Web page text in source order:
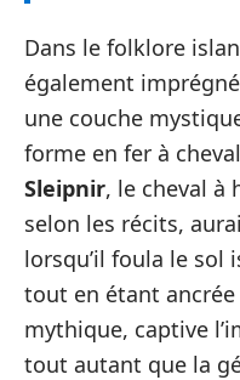
Dans le folklore
également
une couche
forme en fer à
Sleipnir, le cheval à
selon les récits,
lorsqu’il foula le sol
tout en étant
mythique, captive
tout autant que la